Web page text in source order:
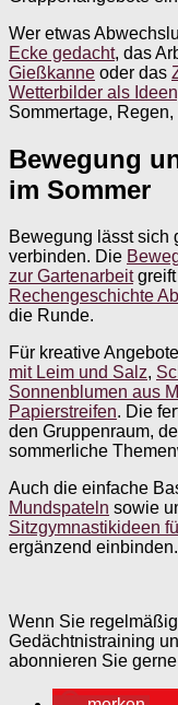
Wer etwas
Ecke gedacht, das
Gießkanne oder das
Wetterbilder als
Sommertage,
Bewegung
im Sommer
Bewegung lässt sich
verbinden. Die
zur Gartenarbeitgreift
Rechengeschichte
die Runde.
Für kreative
mit Leim und Salz,
Sonnenblumen aus
Papierstreifen. Die
den Gruppenraum,
sommerliche
Auch die einfache
Mundspateln sowie
Sitzgymnastikideen
ergänzend einbinden.
Wenn Sie
Gedächtnistraining
abonnieren Sie gerne